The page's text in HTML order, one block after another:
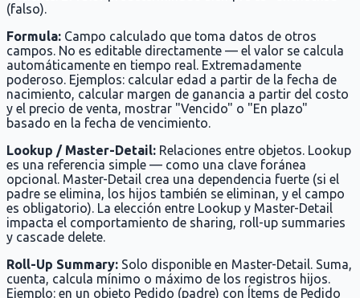
(falso).
Formula: Campo calculado que toma datos de otros
campos. No es editable directamente — el valor se calcula
automáticamente en tiempo real. Extremadamente
poderoso. Ejemplos: calcular edad a partir de la fecha de
nacimiento, calcular margen de ganancia a partir del costo
y el precio de venta, mostrar "Vencido" o "En plazo"
basado en la fecha de vencimiento.
Lookup / Master-Detail: Relaciones entre objetos. Lookup
es una referencia simple — como una clave foránea
opcional. Master-Detail crea una dependencia fuerte (si el
padre se elimina, los hijos también se eliminan, y el campo
es obligatorio). La elección entre Lookup y Master-Detail
impacta el comportamiento de sharing, roll-up summaries
y cascade delete.
Roll-Up Summary: Solo disponible en Master-Detail. Suma,
cuenta, calcula mínimo o máximo de los registros hijos.
Ejemplo: en un objeto Pedido (padre) con Ítems de Pedido